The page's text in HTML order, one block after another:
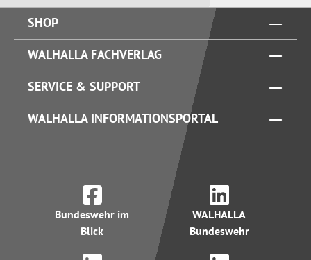
SHOP
WALHALLA FACHVERLAG
SERVICE & SUPPORT
WALHALLA INFORMATIONSPORTAL
Bundeswehr im
Blick
WALHALLA
Bundeswehr